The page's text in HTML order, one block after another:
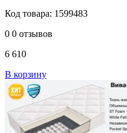
Код товара: 1599483
0 0 отзывов
6 610
В корзину